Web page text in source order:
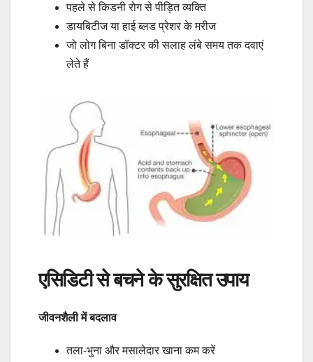
पहले से किडनी रोग से पीड़ित व्यक्ति
डायबिटीज या हाई ब्लड प्रेशर के मरीज
जो लोग बिना डॉक्टर की सलाह लंबे समय तक दवाएं
लेते हैं
एसिडिटी से बचने के सुरक्षित उपाय
जीवनशैली में बदलाव
तला-भुना और मसालेदार खाना कम करें